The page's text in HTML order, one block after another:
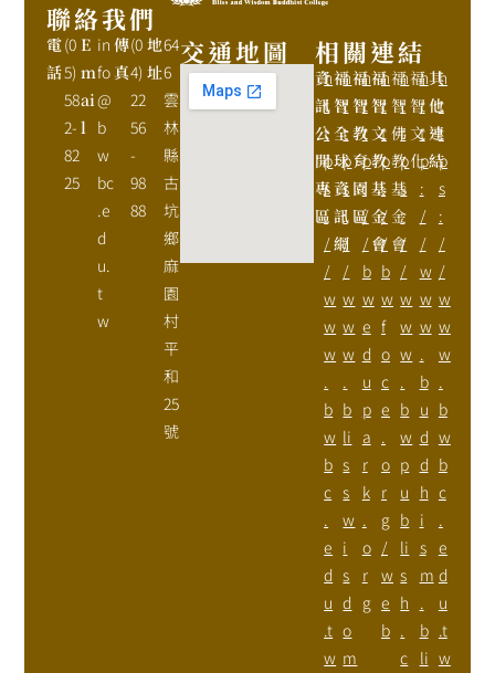
聯絡我們
電
話
(0
5)
58
2-
82
25
E
m
ai
l
in
fo
@
b
w
bc
.e
d
u.
t
w
傳
真
(0
4)
22
56
-
98
88
地
址
64
6
雲
林
縣
古
坑
鄉
麻
園
村
平
和
25
號
交通地圖 相關連結
資
訊
公
開
專
區
h
t
t
p
s
:
/
/
w
w
w
.
b
w
b
c
.
e
d
u
.t
w
福
智
全
球
資
訊
網
h
t
t
p
s
:
/
/
w
w
w
.
b
li
s
s
w
i
s
d
o
m
福
智
教
育
園
區
h
t
t
p
:
/
/
b
w
e
d
u
p
a
r
k
.
o
r
g
福
智
文
教
基
金
會
h
t
t
p
:
/
/
b
w
f
o
c
e
.
o
r
g
/
w
e
b
福
智
佛
教
基
金
會
h
t
t
p
s
:
/
/
w
w
w
.
b
w
p
u
b
li
s
h
.
c
福
智
文
化
h
t
t
p
:
/
/
w
w
w
.
b
u
d
d
h
i
s
m
.
b
li
其
他
連
結
h
t
t
p
s
:
/
/
w
w
w
.
b
w
b
c
.
e
d
u
.t
w